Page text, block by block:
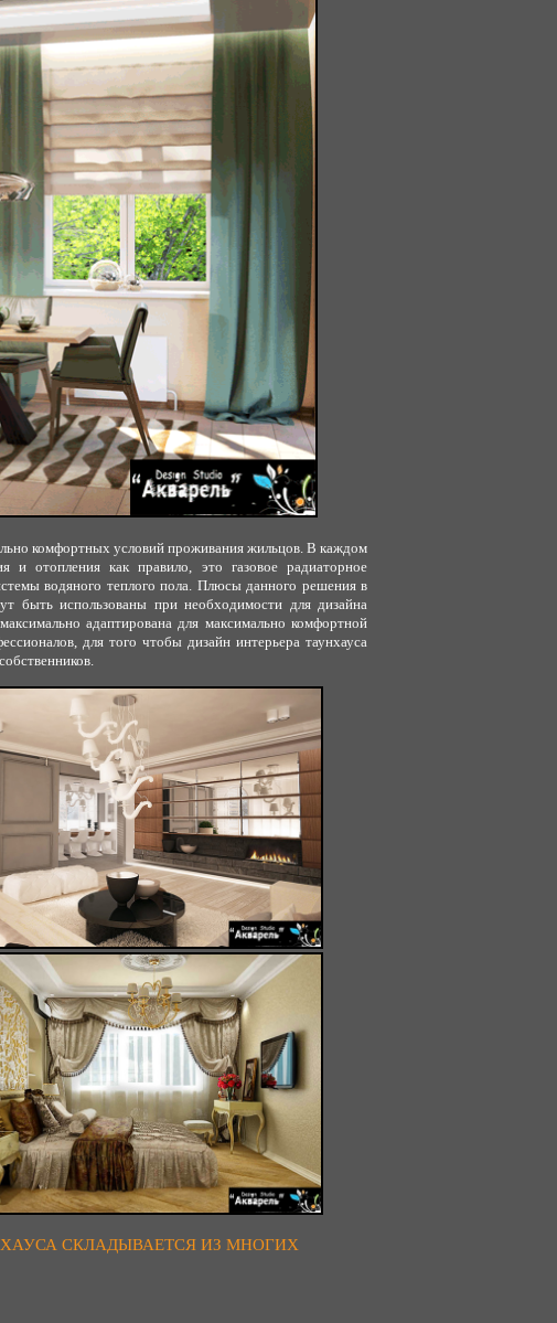
комфортных условий проживания жильцов. В каждом
и отопления как правило, это газовое радиаторное
водяного теплого пола. Плюсы данного решения в
быть использованы при необходимости для дизайна
адаптирована для максимально комфортной
для того чтобы дизайн интерьера таунхауса
СКЛАДЫВАЕТСЯ ИЗ МНОГИХ